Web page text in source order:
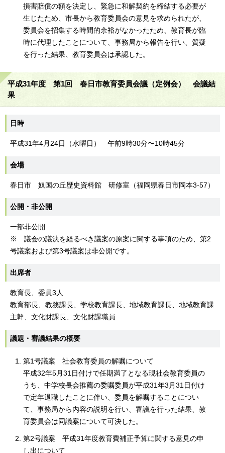
損害賠償の額を決定し、緊急に和解契約を締結する必要が
生じたため、市長から教育委員会の意見を求められたが、
委員会を招集する時間的余裕がなかったため、教育長が臨
時に代理したことについて、事務局から報告を行い、質疑
を行った結果、教育委員会は承認した。
平成31年度 第1回 春日市教育委員会議（定例会） 会議結
果
日時
平成31年4月24日（水曜日） 午前9時30分〜10時45分
会場
春日市 奴国の丘歴史資料館 研修室（福岡県春日市岡本3-57）
公開・非公開
一部非公開
※ 議会の議決を経るべき議案の原案に関する事項のため、第2
号議案および第3号議案は非公開です。
出席者
教育長、委員3人
教育部長、教務課長、学校教育課長、地域教育課長、地域教育課
主幹、文化財課長、文化財課職員
議題・審議結果の概要
第1号議案 社会教育委員の解嘱について
平成32年5月31日付けで任期満了となる現社会教育委員の
うち、中学校長会推薦の委嘱委員が平成31年3月31日付け
で定年退職したことに伴い、委員を解嘱することについ
て、事務局から内容の説明を行い、審議を行った結果、教
育委員会は同議案について可決した。
第2号議案 平成31年度教育費補正予算に関する意見の申
し出について